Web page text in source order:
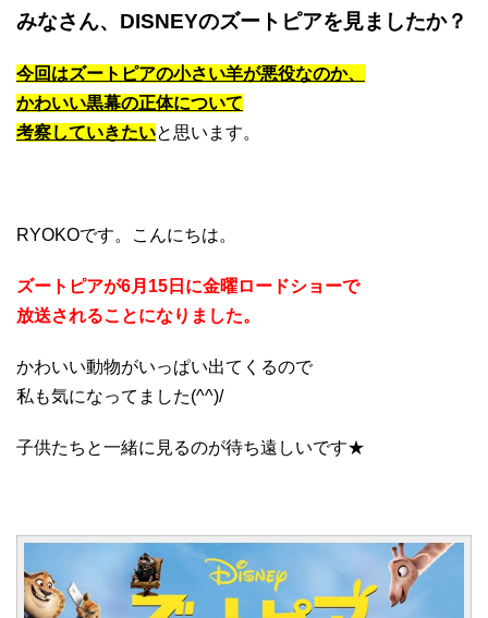
みなさん、DISNEYのズートピアを見ましたか？
今回はズートピアの小さい羊が悪役なのか、
かわいい黒幕の正体について
考察していきたいと思います。
RYOKOです。こんにちは。
ズートピアが6月15日に金曜ロードショーで
放送されることになりました。
かわいい動物がいっぱい出てくるので
私も気になってました(^^)/
子供たちと一緒に見るのが待ち遠しいです★